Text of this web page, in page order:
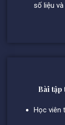
số liệu
Bài tập
Học viên